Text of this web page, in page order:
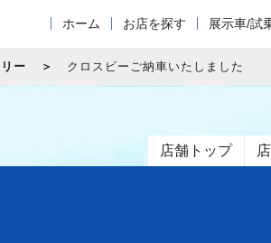
ホーム お店を探す 展示車/試
ー クロスビーご納車いたしました
店舗トップ